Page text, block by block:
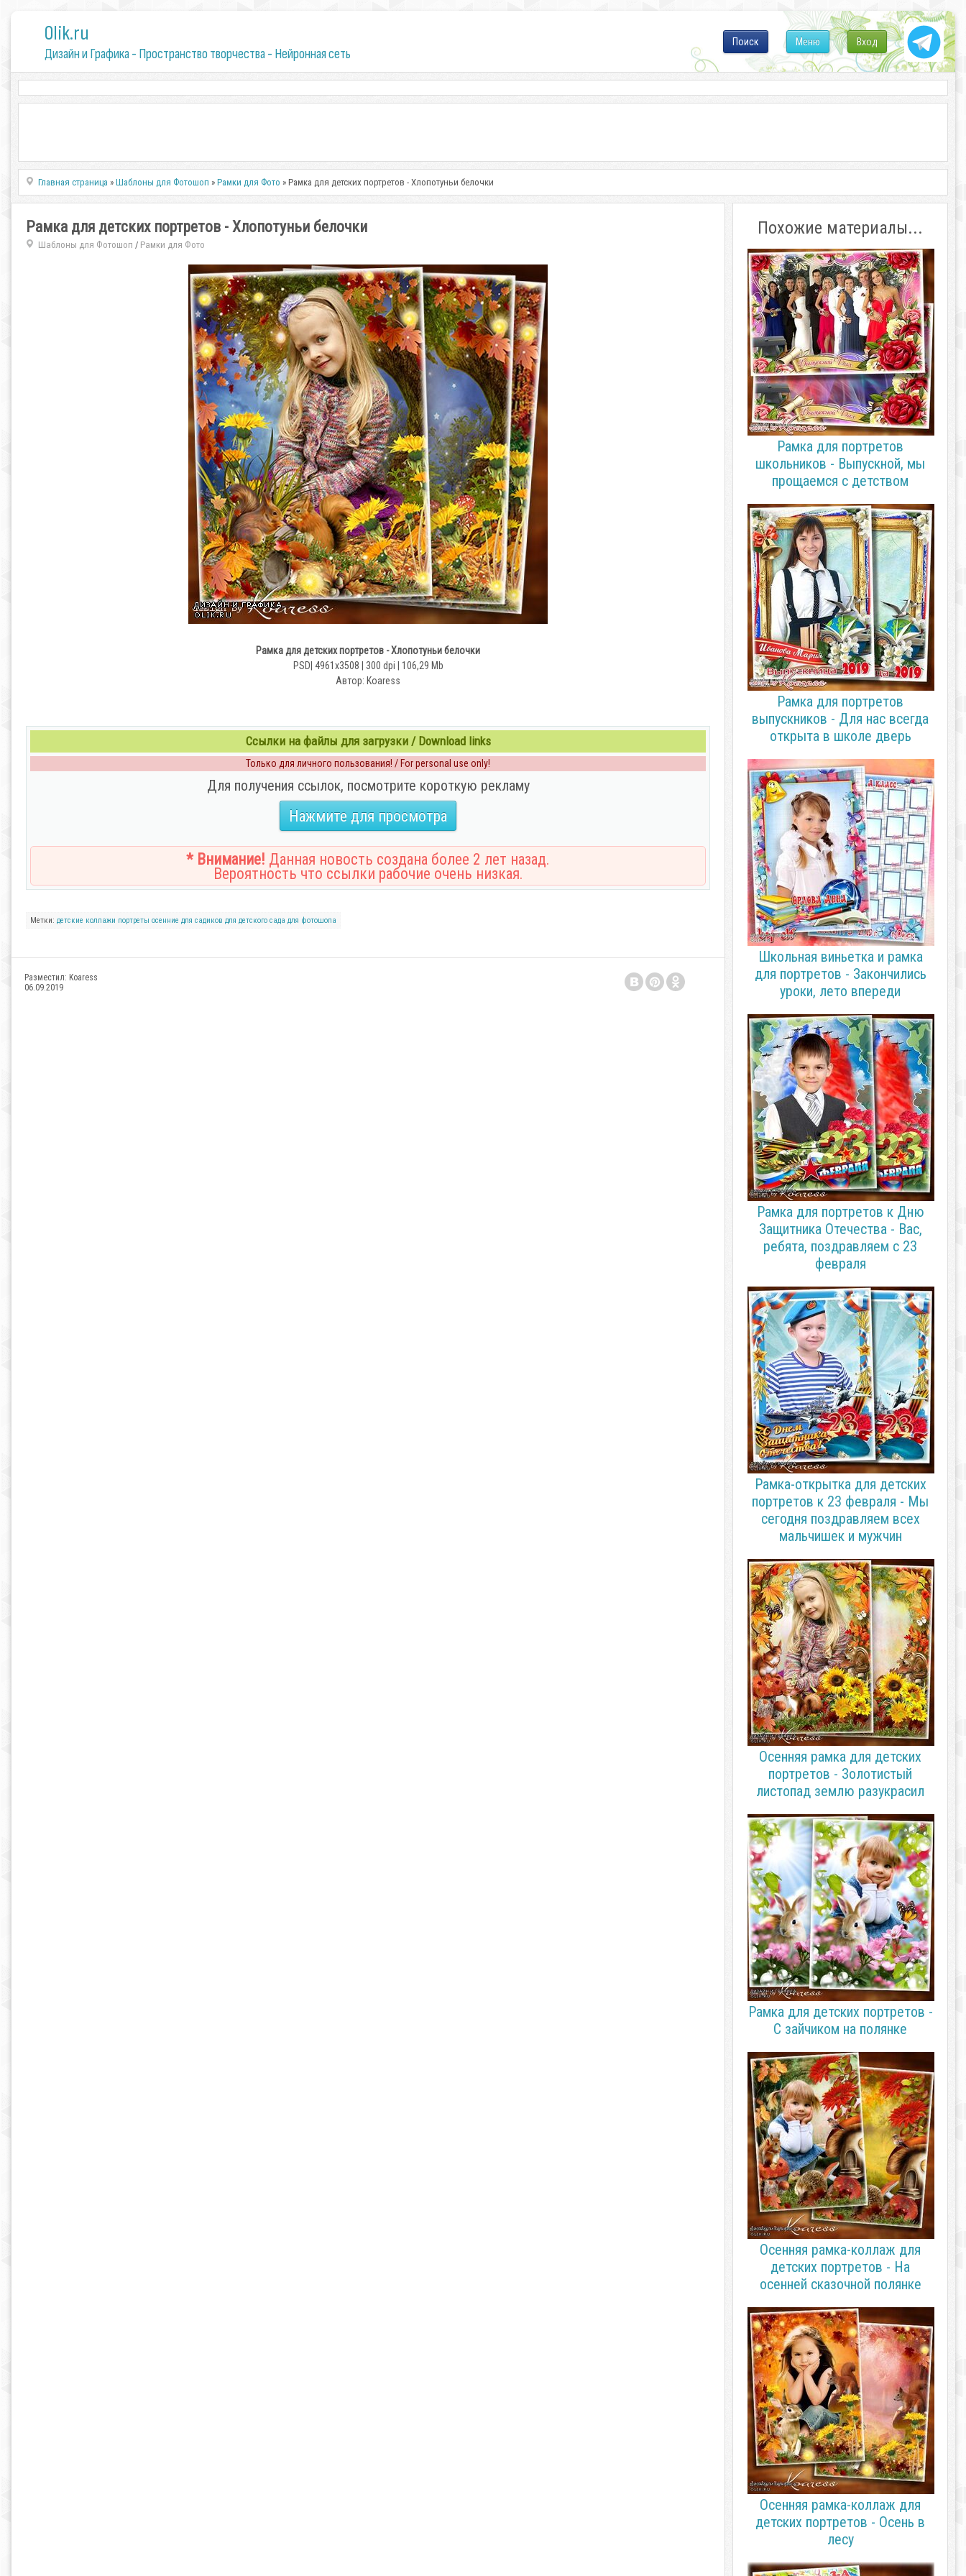
0lik.ru
Дизайн и Графика - Пространство творчества - Нейронная сеть
Вход
Меню
Поиск
Главная страница »Шаблоны для Фотошоп »Рамки для Фото » Рамка для детских портретов - Хлопотуньи белочки
Рамка для детских портретов - Хлопотуньи белочки
Шаблоны для Фотошоп / Рамки для Фото
Рамка для детских портретов - Хлопотуньи белочки
PSD| 4961x3508 | 300 dpi | 106,29 Mb
Автор: Koaress
Ссылки на файлы для загрузки / Download links
Только для личного пользования! / For personal use only!
Для получения ссылок, посмотрите короткую рекламу
Нажмите для просмотра
* Внимание! Данная новость создана более 2 лет назад.
Вероятность что ссылки рабочие очень низкая.
Метки: детские коллажи портреты осенние для садиков для детского сада для фотошопа
Разместил: Koaress
06.09.2019
Похожие материалы...
Рамка для портретов
школьников - Выпускной, мы
прощаемся с детством
Рамка для портретов
выпускников - Для нас всегда
открыта в школе дверь
Школьная виньетка и рамка
для портретов - Закончились
уроки, лето впереди
Рамка для портретов к Дню
Защитника Отечества - Вас,
ребята, поздравляем с 23
февраля
Рамка-открытка для детских
портретов к 23 февраля - Мы
сегодня поздравляем всех
мальчишек и мужчин
Осенняя рамка для детских
портретов - Золотистый
листопад землю разукрасил
Рамка для детских портретов -
С зайчиком на полянке
Осенняя рамка-коллаж для
детских портретов - На
осенней сказочной полянке
Осенняя рамка-коллаж для
детских портретов - Осень в
лесу